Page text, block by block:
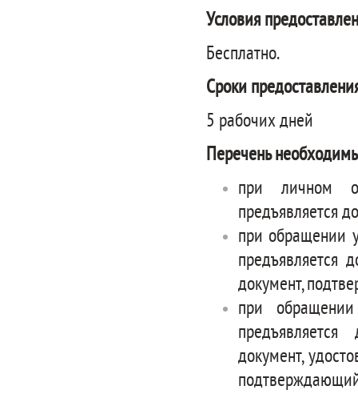
Условия
Бесплатно.
Сроки
5 рабочих дней
Перечень
при личном
предъявляется
при обращении
предъявляется
документ,
при
документ,